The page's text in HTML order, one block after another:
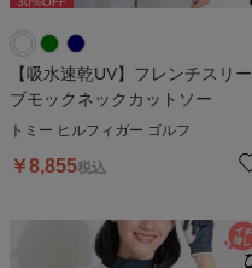
【吸水速乾UV】フレンチスリー
ブモックネックカットソー
トミー ヒルフィガー ゴルフ
￥8,855税込